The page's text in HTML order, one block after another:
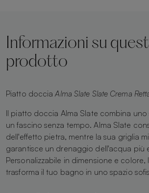
Informazioni su
prodotto
Piatto docciaAlma Slate Slate Crema
Il piatto doccia Alma Slate combina
un fascino senza tempo. Alma Slate
dell'effetto pietra, mentre la sua griglia
garantisce un drenaggio dell'acqua più
Personalizzabile in dimensione e colore,
trasforma il tuo bagno in uno spazio